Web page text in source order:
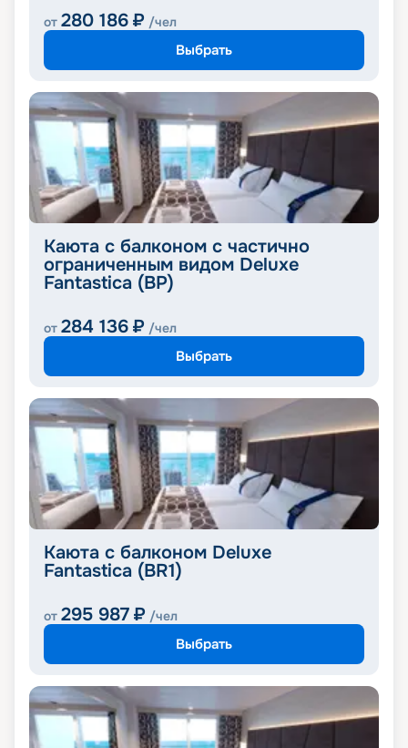
от 280 186 ₽ /чел
Выбрать
Каюта с балконом с частично
ограниченным видом Deluxe
Fantastica (BP)
от 284 136 ₽ /чел
Выбрать
Каюта с балконом Deluxe
Fantastica (BR1)
от 295 987 ₽ /чел
Выбрать